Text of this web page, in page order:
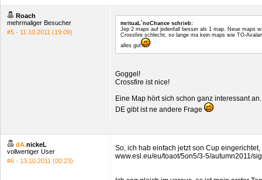
Roach
mehrmaliger Besucher
#5 - 11.10.2011 (19:09)
mrituaL`noChance schrieb:
Jep 2 maps auf jedenfall besser als 1 map. Neue maps
Crossfire schlecht, so lange ma kein maps wie TO-
alles gut
Goggel!
Crossfire ist nice!
Eine Map hört sich schon ganz interessant
DE gibt ist ne andere Frage
dA.nickeL
vollwertiger User
#6 - 13.10.2011 (00:23)
So, ich hab einfach jetzt son Cup
www.esl.eu/eu/toaot/5on5/3-5/autumn2011/